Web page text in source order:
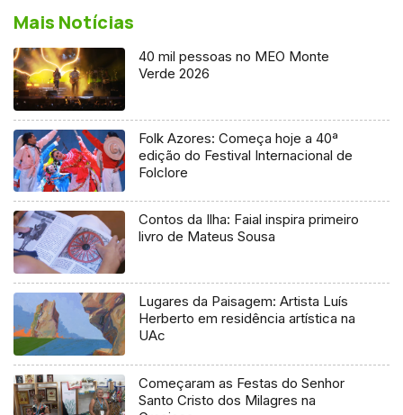
Mais Notícias
40 mil pessoas no MEO Monte
Verde 2026
Folk Azores: Começa hoje a 40ª
edição do Festival Internacional de
Folclore
Contos da Ilha: Faial inspira primeiro
livro de Mateus Sousa
Lugares da Paisagem: Artista Luís
Herberto em residência artística na
UAc
Começaram as Festas do Senhor
Santo Cristo dos Milagres na